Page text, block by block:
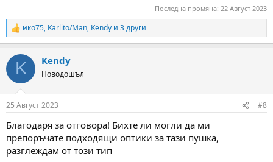
Последна промяна: 22 Август 2023
R
e
c
i
s
ико75, Karlito/Man, Kendy и 3 други
K Kendy
Новодошъл
25 Август 2023 #8
Благодаря за отговора! Бихте ли могли да ми
препоръчате подходящи оптики за тази пушка,
разглеждам от този тип